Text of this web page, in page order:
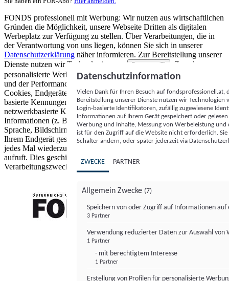
FONDS professionell mit Werbung: Wir nutzen aus wirtschaftlichen
Gründen die Möglichkeit, unsere Webseite Dritten als digitalen
Werbeplatz zur Verfügung zu stellen. Über Verarbeitungen, die in
der Verantwortung von uns liegen, können Sie sich in unserer
Datenschutzerklärung näher informieren. Zur Bereitstellung unserer
Dienste nutzen wir Technologien von
Partnern (5)
. Zwecke:
personalisierte Werbung und Inhalte, Messung von Werbeleistung
und der Performance von Inhalten sowie Zielgruppenforschung.
Cookies, Endgeräte- oder ähnliche Online-Kennungen (z. B. login-
basierte Kennungen, zufällig generierte Kennungen,
netzwerkbasierte Kennungen) können zusammen mit anderen
Informationen (z. B. Browsertyp und Browserinformationen,
Sprache, Bildschirmgröße, unterstützte Technologien usw.) auf
Ihrem Endgerät gespeichert oder von dort ausgelesen werden, um es
jedes Mal wiederzuerkennen, wenn es eine App oder einer Webseite
aufruft. Dies geschieht für einen oder mehrere der hier aufgeführten
Verarbeitungszwecke.
Datenschutzinformation
Vielen Dank für Ihren Besuch auf
Bereitstellung unserer Dienste nutzen wir Technologien
Login-basierte Identifikatoren, zufällig zugewiesene
Informationen auf Ihrem Gerät gespeichert oder
Werbung und Inhalte, Messung von Werbeleistung
ist für den Zugriff auf die Website nicht erforderlich.
Schalter ändern, oder später jederzeit via
ZWECKE PARTNER
Allgemein Zwecke (7)
Speichern von oder Zugriff auf Informationen auf
3 Partner
Verwendung reduzierter Daten zur Auswahl von
1 Partner
- mit berechtigtem Interesse
1 Partner
Erstellung von Profilen für personalisierte
FONDS professionell